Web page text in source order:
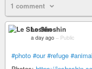
1 comment
Le Shoshin
a day ago – Public
#photo #our #refuge #animal